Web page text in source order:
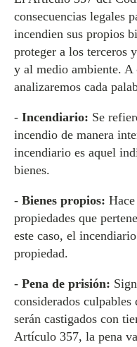
consecuencias legales
incendien sus propios
proteger a los terceros
y al medio ambiente. A
analizaremos cada
- Incendiario: Se
incendio de manera
incendiario es aquel
bienes.
- Bienes propios:
propiedades que
este caso, el
propiedad.
- Pena de prisión:
considerados
serán castigados con
Artículo 357, la pena